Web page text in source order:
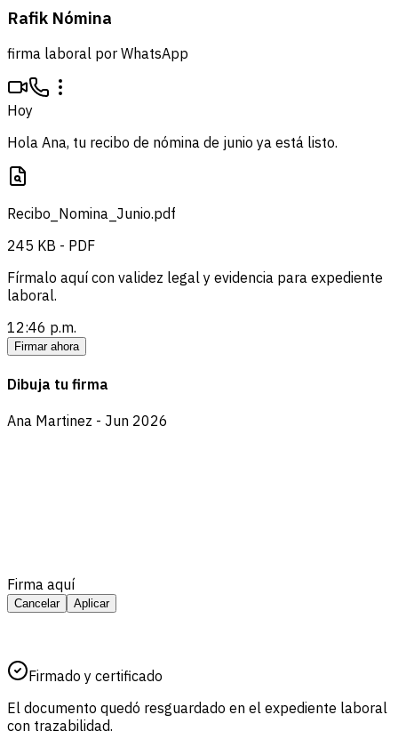
Rafik Nómina
firma laboral por WhatsApp
Hoy
Hola Ana, tu recibo de nómina de junio ya está listo.
Recibo_Nomina_Junio.pdf
245 KB - PDF
Fírmalo aquí con validez legal y evidencia para expediente
laboral.
12:46 p.m.
Firmar ahora
Dibuja tu firma
Ana Martinez - Jun 2026
Firma aquí
Cancelar Aplicar
Firmado y certificado
El documento quedó resguardado en el expediente laboral
con trazabilidad.